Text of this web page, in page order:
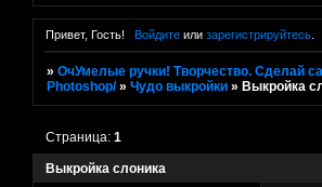
Привет, Гость! Войдитеили зарегистрируйтесь.
»ОчУмелые ручки! Творчество. Сделай
Photoshop/ »Чудо выкройки » Выкройка
Выкройка слоника
Страница:1